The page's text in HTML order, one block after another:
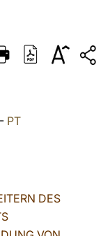
DEUTSCH
العربيّة - PT
DES